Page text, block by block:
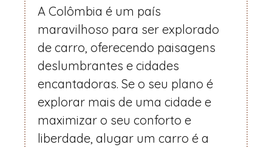
A Colômbia é um país
maravilhoso para ser explorado
de carro, oferecendo paisagens
deslumbrantes e cidades
encantadoras. Se o seu plano é
explorar mais de uma cidade e
maximizar o seu conforto e
liberdade, alugar um carro é a